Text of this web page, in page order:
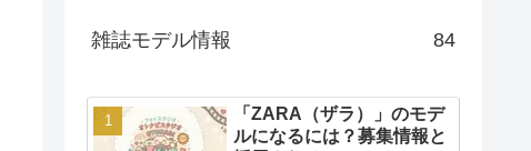
雑誌モデル情報 84
「ZARA（ザラ）」のモデ
ルになるには？募集情報と